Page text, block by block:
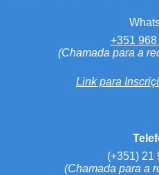
+351
(Chamada para a
Link para
(+351) 21
(Chamada para a